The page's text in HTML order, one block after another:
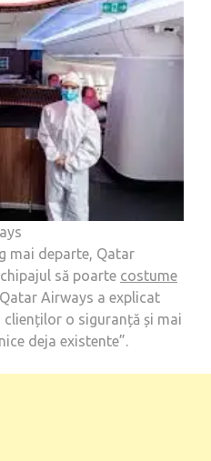
mai departe, Qatar
să poarte costume
Airways a explicat
o siguranță și mai
deja existente”.